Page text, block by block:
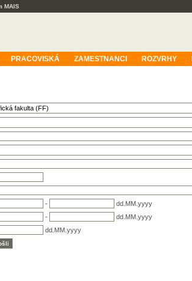
MAIS
PRACOVISKÁ ZAMESTNANCI ROZVRHY
-
dd.MM.yyyy
-
dd.MM.yyyy
dd.MM.yyyy